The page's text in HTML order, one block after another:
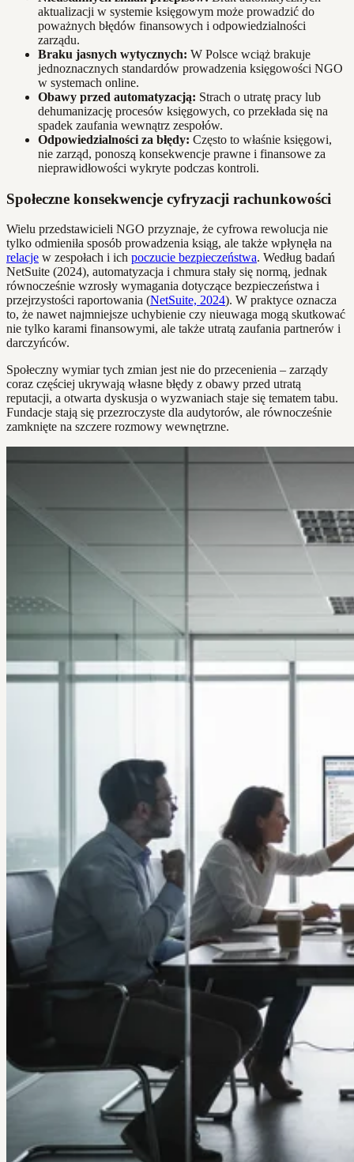
aktualizacji w systemie księgowym może prowadzić do
poważnych błędów finansowych i odpowiedzialności
zarządu.
Braku jasnych wytycznych: W Polsce wciąż brakuje
jednoznacznych standardów prowadzenia księgowości NGO
w systemach online.
Obawy przed automatyzacją: Strach o utratę pracy lub
dehumanizację procesów księgowych, co przekłada się na
spadek zaufania wewnątrz zespołów.
Odpowiedzialności za błędy: Często to właśnie księgowi,
nie zarząd, ponoszą konsekwencje prawne i finansowe za
nieprawidłowości wykryte podczas kontroli.
Społeczne konsekwencje cyfryzacji rachunkowości
Wielu przedstawicieli NGO przyznaje, że cyfrowa rewolucja nie
tylko odmieniła sposób prowadzenia ksiąg, ale także wpłynęła na
relacje w zespołach i ich poczucie bezpieczeństwa. Według badań
NetSuite (2024), automatyzacja i chmura stały się normą, jednak
równocześnie wzrosły wymagania dotyczące bezpieczeństwa i
przejrzystości raportowania (NetSuite, 2024). W praktyce oznacza
to, że nawet najmniejsze uchybienie czy nieuwaga mogą skutkować
nie tylko karami finansowymi, ale także utratą zaufania partnerów i
darczyńców.
Społeczny wymiar tych zmian jest nie do przecenienia – zarządy
coraz częściej ukrywają własne błędy z obawy przed utratą
reputacji, a otwarta dyskusja o wyzwaniach staje się tematem tabu.
Fundacje stają się przezroczyste dla audytorów, ale równocześnie
zamknięte na szczere rozmowy wewnętrzne.